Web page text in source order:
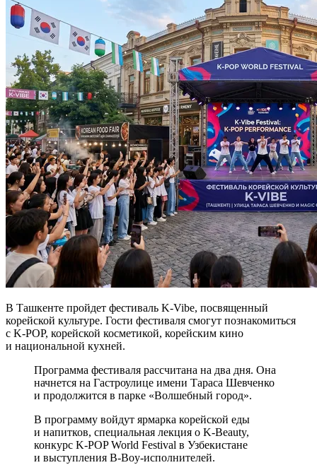
В Ташкенте пройдет фестиваль K-Vibe, посвященный
корейской культуре. Гости фестиваля смогут познакомиться
с K-POP, корейской косметикой, корейским кино
и национальной кухней.
Программа фестиваля рассчитана на два дня. Она
начнется на Гастроулице имени Тараса Шевченко
и продолжится в парке «Волшебный город».
В программу войдут ярмарка корейской еды
и напитков, специальная лекция о K-Beauty,
конкурс K-POP World Festival в Узбекистане
и выступления B-Boy-исполнителей.